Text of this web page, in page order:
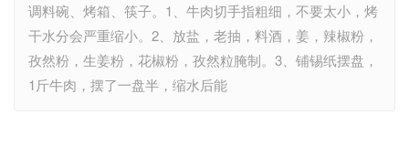
调料碗、烤箱、筷子。1、牛肉切手指粗细，不要太小，烤
干水分会严重缩小。2、放盐，老抽，料酒，姜，辣椒粉，
孜然粉，生姜粉，花椒粉，孜然粒腌制。3、铺锡纸摆盘，
1斤牛肉，摆了一盘半，缩水后能